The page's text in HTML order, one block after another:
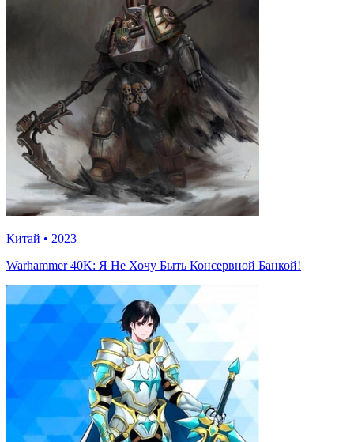
Китай • 2023
Warhammer 40K: Я Не Хочу Быть Консервной Банкой!